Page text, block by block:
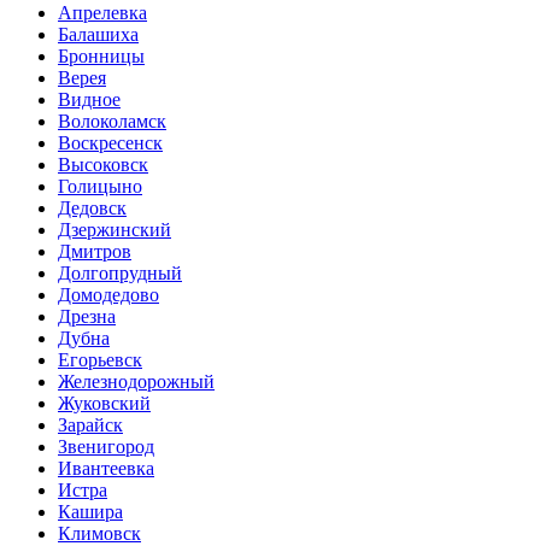
Апрелевка
Балашиха
Бронницы
Верея
Видное
Волоколамск
Воскресенск
Высоковск
Голицыно
Дедовск
Дзержинский
Дмитров
Долгопрудный
Домодедово
Дрезна
Дубна
Егорьевск
Железнодорожный
Жуковский
Зарайск
Звенигород
Ивантеевка
Истра
Кашира
Климовск